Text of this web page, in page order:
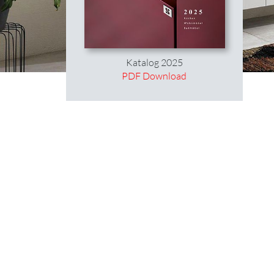
Katalog 2025
PDF Download